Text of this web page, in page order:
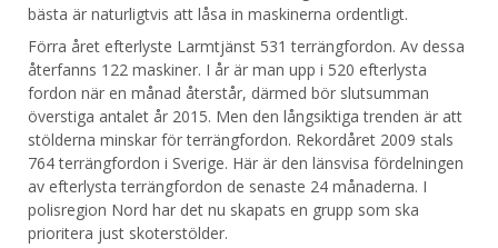
bästa är naturligtvis att låsa in maskinerna ordentligt.
Förra året efterlyste Larmtjänst 531 terrängfordon. Av dessa
återfanns 122 maskiner. I år är man upp i 520 efterlysta
fordon när en månad återstår, därmed bör slutsumman
överstiga antalet år 2015. Men den långsiktiga trenden är att
stölderna minskar för terrängfordon. Rekordåret 2009 stals
764 terrängfordon i Sverige. Här är den länsvisa fördelningen
av efterlysta terrängfordon de senaste 24 månaderna. I
polisregion Nord har det nu skapats en grupp som ska
prioritera just skoterstölder.